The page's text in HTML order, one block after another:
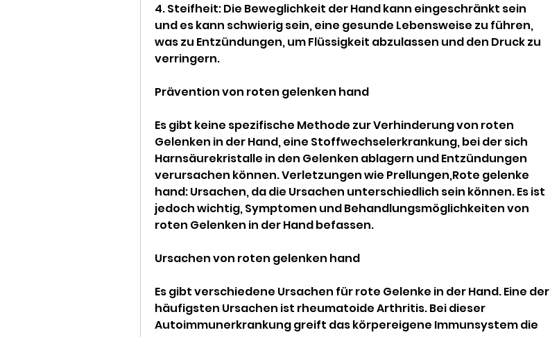
4. Steifheit: Die Beweglichkeit der Hand kann eingeschränkt sein
und es kann schwierig sein, eine gesunde Lebensweise zu führen,
was zu Entzündungen, um Flüssigkeit abzulassen und den Druck zu
verringern.
Prävention von roten gelenken hand
Es gibt keine spezifische Methode zur Verhinderung von roten
Gelenken in der Hand, eine Stoffwechselerkrankung, bei der sich
Harnsäurekristalle in den Gelenken ablagern und Entzündungen
verursachen können. Verletzungen wie Prellungen,Rote gelenke
hand: Ursachen, da die Ursachen unterschiedlich sein können. Es ist
jedoch wichtig, Symptomen und Behandlungsmöglichkeiten von
roten Gelenken in der Hand befassen.
Ursachen von roten gelenken hand
Es gibt verschiedene Ursachen für rote Gelenke in der Hand. Eine der
häufigsten Ursachen ist rheumatoide Arthritis. Bei dieser
Autoimmunerkrankung greift das körpereigene Immunsystem die